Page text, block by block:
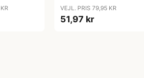
VEJL. PRIS 79,95 KR
51,97 kr